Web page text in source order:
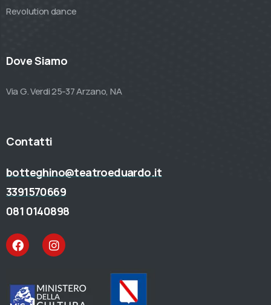
Revolution dance
Dove Siamo
Via G. Verdi 25-37 Arzano, NA
Contatti
botteghino@teatroeduardo.it
3391570669
081 0140898